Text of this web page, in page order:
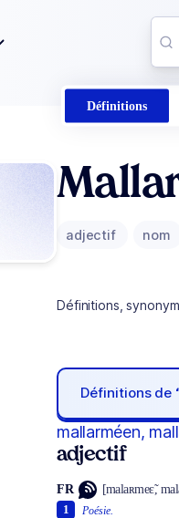
Définitions
adjectif nom
Définitions,
Définitions de
mallarméen,
adjectif
FR [malaʀmeɛ̃,
Poésie.
1